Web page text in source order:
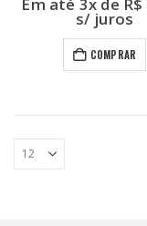
s/ juros
COMPRAR